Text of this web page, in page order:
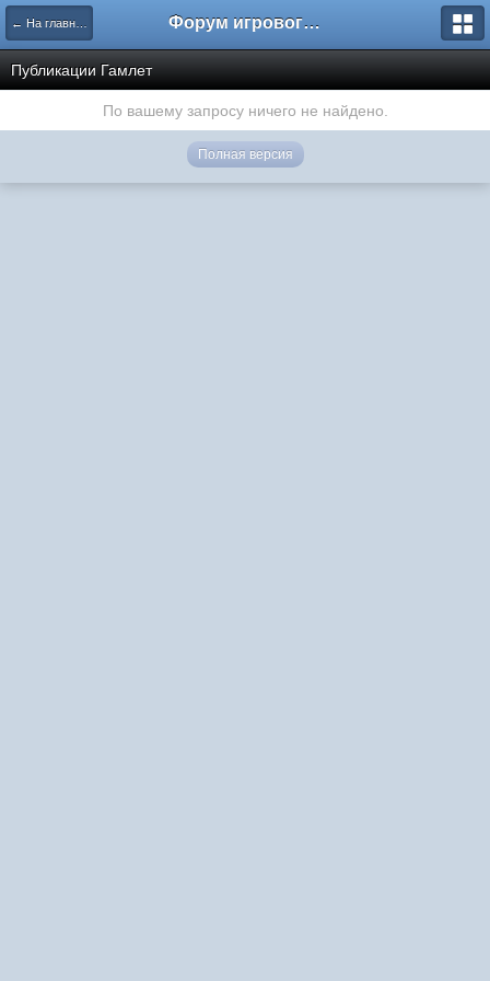
← На главную Форум игрового проекта Riverrise
Публикации Гамлет
По вашему запросу ничего не найдено.
Полная версия